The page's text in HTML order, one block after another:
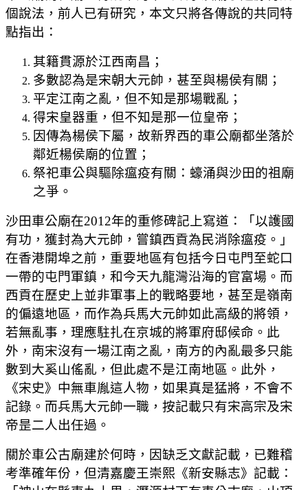
個說法，前人已有研究，本文只將各傳說的共同特
點指出：
其籍貫源於江西南昌；
多數認為是宋朝大元帥，甚至與楊侯有關；
平定江南之亂，但不知是那場戰亂；
得宋皇器重，但不知是那一位皇帝；
因傳為楊侯下屬，故新界西的車公廟都坐落於
鄰近楊侯廟的位置；
祭祀車公與驅除瘟疫有關：蠔涌與沙田的祖廟
之爭。
沙田車公廟在2012年的重修碑記上寫道：「以護國
有功，獲封為大元帥，嘗鎮西貢為民消除瘟疫。」
在香港開埠之前，重要地區有包括今日屯門至蛇口
一帶的屯門軍鎮，和今天九龍灣沿海的官富場。而
西貢在歷史上並非軍事上的戰略要地，甚至是嶺南
的偏遠地區，而作為兵馬大元帥如此高級的將領，
若無亂事，理應駐扎在京城的將軍府邸候命。此
外，南宋沒有一場江南之亂，南方的內亂最多只能
數到大奚山傜亂，但此處不是江南地區。此外，
《宋史》中無車胤這人物，如果真是猛將，不會不
記錄。而兵馬大元帥一職，按記載只有宋高宗及宋
帝昰二人出任過。
關於車公古廟建於何時，因缺乏文獻記載，已難稽
考準確年份，但清嘉慶王崇熙《新安縣志》記載：